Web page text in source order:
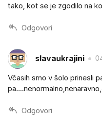
tako, kot se je zgodilo na
Odgovori
slavaukrajini
Včasih smo v šolo prinesli
Odgovori